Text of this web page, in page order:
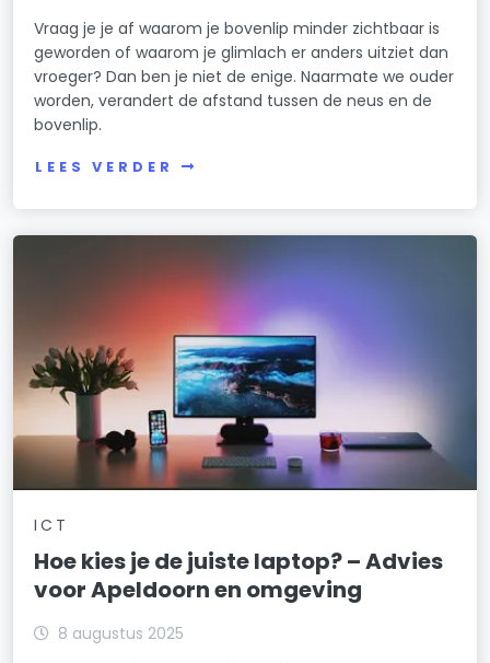
Vraag je je af waarom je bovenlip minder zichtbaar is
geworden of waarom je glimlach er anders uitziet dan
vroeger? Dan ben je niet de enige. Naarmate we ouder
worden, verandert de afstand tussen de neus en de
bovenlip.
LEES VERDER
ICT
Hoe kies je de juiste laptop? – Advies
voor Apeldoorn en omgeving
8 augustus 2025